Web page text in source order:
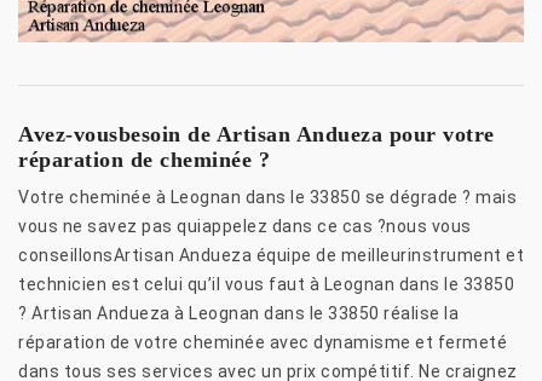
Avez-vousbesoin de Artisan Andueza pour votre
réparation de cheminée ?
Votre cheminée à Leognan dans le 33850 se dégrade ? mais
vous ne savez pas quiappelez dans ce cas ?nous vous
conseillonsArtisan Andueza équipe de meilleurinstrument et
technicien est celui qu’il vous faut à Leognan dans le 33850
? Artisan Andueza à Leognan dans le 33850 réalise la
réparation de votre cheminée avec dynamisme et fermeté
dans tous ses services avec un prix compétitif. Ne craignez